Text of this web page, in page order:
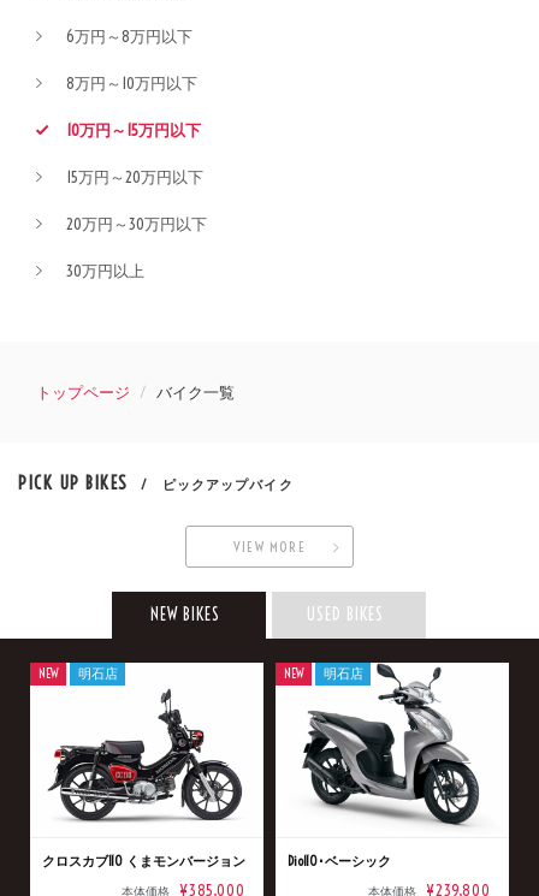
6万円～8万円以下
8万円～10万円以下
10万円～15万円以下
15万円～20万円以下
20万円～30万円以下
30万円以上
トップページ バイク一覧
PICK UP BIKES / ピックアップバイク
VIEW MORE
NEW BIKES USED BIKES
クロスカブ110 くまモンバージョン
本体価格 ¥385,000
NEW 明石店
Dio110･ベーシック
本体価格 ¥239,800
NEW 明石店